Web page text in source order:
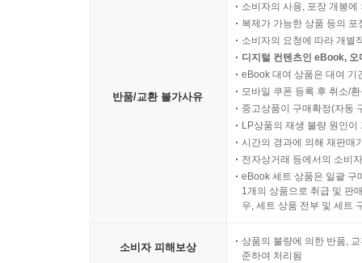
반품/교환 불가사유
소비자의 사용, 포장 개봉
복제가 가능한 상품 등의
소비자의 요청에 따라 개별
디지털 컨텐츠인 eBook,
eBook 대여 상품은 대여 기
모바일 쿠폰 등록 후 취소/
중고상품이 구매확정(자동
LP상품의 재생 불량 원인
시간의 경과에 의해 재판매
전자상거래 등에서의 소비
eBook 세트 상품은 일괄 구
1개의 상품으로 취급 및 판
우, 세트 상품 전부 및 세트
소비자 피해보상
상품의 불량에 의한 반품,
준하여 처리됨